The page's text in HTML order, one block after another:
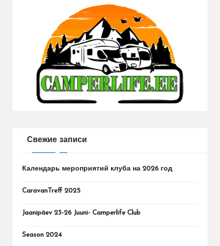
Свежие записи
Календарь мероприятий клуба на 2026 год
CaravanTreff 2025
Jaanipäev 23-26 Juuni- Camperlife Club
Season 2024